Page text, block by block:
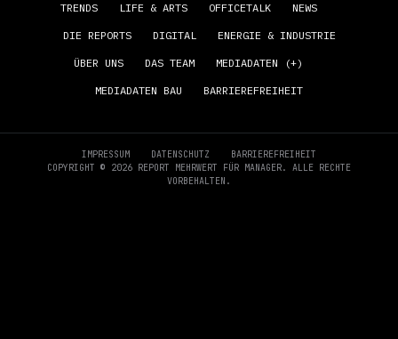
TRENDS LIFE & ARTS OFFICETALK NEWS
DIE REPORTS DIGITAL ENERGIE & INDUSTRIE
ÜBER UNS DAS TEAM MEDIADATEN (+)
MEDIADATEN BAU BARRIEREFREIHEIT
IMPRESSUM DATENSCHUTZ
BARRIEREFREIHEIT
COPYRIGHT © 2026 REPORT MEHRWERT FÜR MANAGER. ALLE RECHTE
VORBEHALTEN.